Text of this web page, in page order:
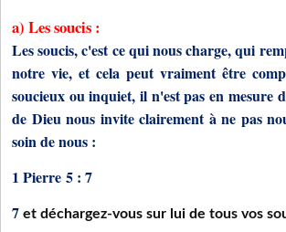
a) Les soucis :
Les soucis, c'est ce qui nous charge, qui
notre vie, et cela peut vraiment être
soucieux ou inquiet, il n'est pas en mesure
de Dieu nous invite clairement à ne pas
soin de nous :
1 Pierre 5 : 7
7 et déchargez-vous sur lui de tous vos